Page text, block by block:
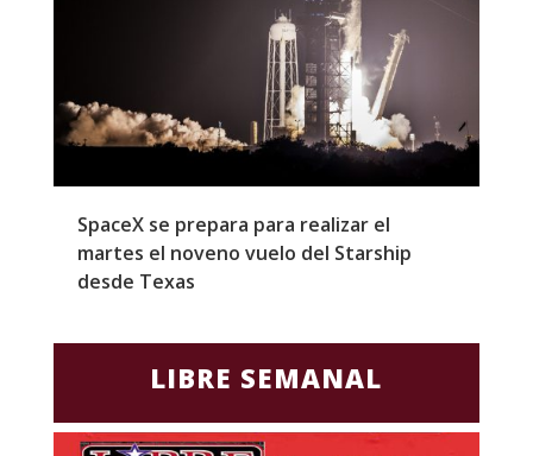
SpaceX se prepara para realizar el
martes el noveno vuelo del Starship
desde Texas
LIBRE SEMANAL